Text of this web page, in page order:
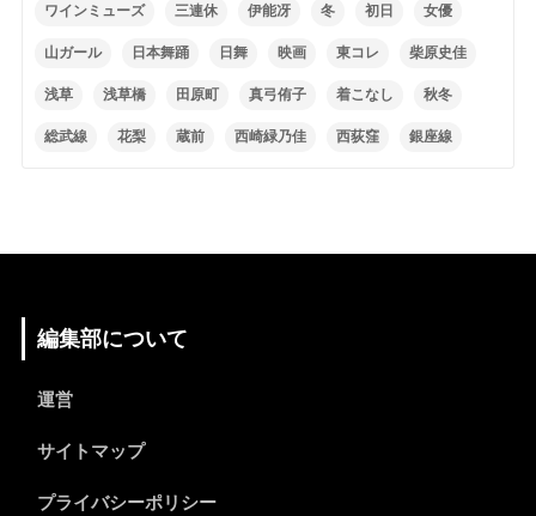
ワインミューズ 三連休 伊能冴 冬 初日 女優
山ガール 日本舞踊 日舞 映画 東コレ 柴原史佳
浅草 浅草橋 田原町 真弓侑子 着こなし 秋冬
総武線 花梨 蔵前 西崎緑乃佳 西荻窪 銀座線
編集部について
運営
サイトマップ
プライバシーポリシー